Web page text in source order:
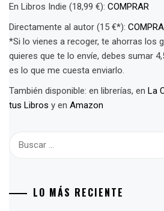
En Libros Indie (18,99 €): COMPRAR
Directamente al autor (15 €*):
*Si lo vienes a recoger, te ahorras los
quieres que te lo envíe, debes sumar
es lo que me cuesta enviarlo.
También disponible: en librerías, en La
tus Libros y en Amazon
LO MÁS RECIENTE